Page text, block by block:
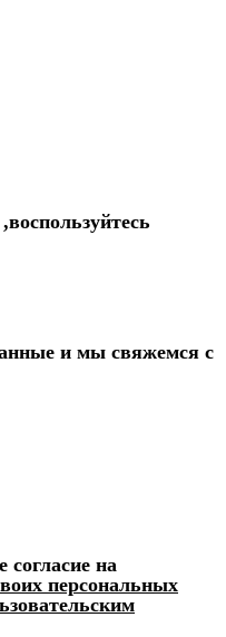
и мы свяжемся с
на
персональных